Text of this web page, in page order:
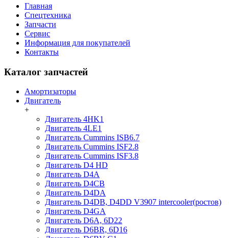
Главная
Спецтехника
Запчасти
Сервис
Информация для покупателей
Контакты
Каталог запчастей
Амортизаторы
Двигатель
+
Двигатель 4HK1
Двигатель 4LE1
Двигатель Cummins ISB6.7
Двигатель Cummins ISF2.8
Двигатель Cummins ISF3.8
Двигатель D4 HD
Двигатель D4A
Двигатель D4CB
Двигатель D4DA
Двигатель D4DB, D4DD V3907 intercooler(ростов)
Двигатель D4GA
Двигатель D6A, 6D22
Двигатель D6BR, 6D16